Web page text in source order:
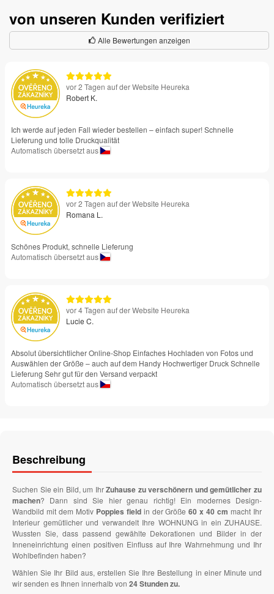
von unseren Kunden verifiziert
Alle Bewertungen anzeigen
vor 2 Tagen auf der Website Heureka
Robert K.
Ich werde auf jeden Fall wieder bestellen – einfach super! Schnelle
Lieferung und tolle Druckqualität
Automatisch übersetzt aus
vor 2 Tagen auf der Website Heureka
Romana L.
Schönes Produkt, schnelle Lieferung
Automatisch übersetzt aus
vor 4 Tagen auf der Website Heureka
Lucie C.
Absolut übersichtlicher Online-Shop Einfaches Hochladen von Fotos und
Auswählen der Größe – auch auf dem Handy Hochwertiger Druck Schnelle
Lieferung Sehr gut für den Versand verpackt
Automatisch übersetzt aus
Beschreibung
Suchen Sie ein Bild, um IhrZuhause zu verschönern und gemütlicher zu
machen? Dann sind Sie hier genau richtig! Ein modernes Design-
Wandbild mit dem Motiv Poppies fieldin der Größe60 x 40 cm macht Ihr
Interieur gemütlicher und verwandelt Ihre WOHNUNG in ein ZUHAUSE.
Wussten Sie, dass passend gewählte Dekorationen und Bilder in der
Inneneinrichtung einen positiven Einfluss auf Ihre Wahrnehmung und Ihr
Wohlbefinden haben?
Wählen Sie Ihr Bild aus, erstellen Sie Ihre Bestellung in einer Minute und
wir senden es Ihnen innerhalb von 24 Stunden zu.